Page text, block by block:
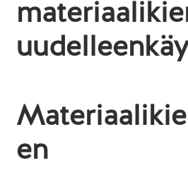
en